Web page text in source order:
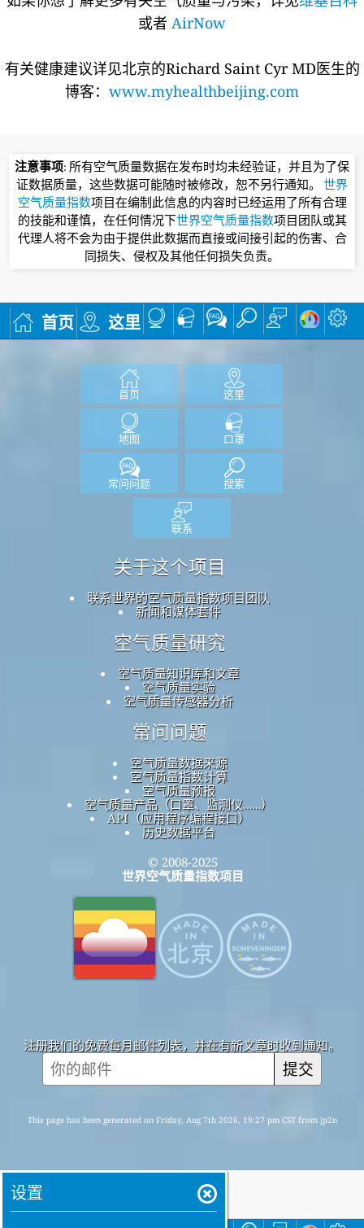
或者 AirNow
有关健康建议详见北京的Richard Saint Cyr MD医生的
博客： www.myhealthbeijing.com
注意事项: 所有空气质量数据在发布时均未经验证，并且为了保
证数据质量，这些数据可能随时被修改，恕不另行通知。 世界
空气质量指数项目在编制此信息的内容时已经运用了所有合理
的技能和谨慎，在任何情况下世界空气质量指数项目团队或其
代理人将不会为由于提供此数据而直接或间接引起的伤害、合
同损失、侵权及其他任何损失负责。
首页 这里
首页 这里
地图 口罩
常问问题 搜索
联系
关于这个项目
联系世界的空气质量指数项目团队
新闻和媒体套件
空气质量研究
空气质量知识库和文章
空气质量实验
空气质量传感器分析
常问问题
空气质量数据来源
空气质量指数计算
空气质量预报
空气质量产品（口罩、监测仪……）
API（应用程序编程接口）
历史数据平台
© 2008-2025
世界空气质量指数项目
注册我们的免费每月邮件列表，并在有新文章时收到通知。
提交
This page has been generated on Friday, Aug 7th 2026, 19:27 pm CST from jp2n
设置